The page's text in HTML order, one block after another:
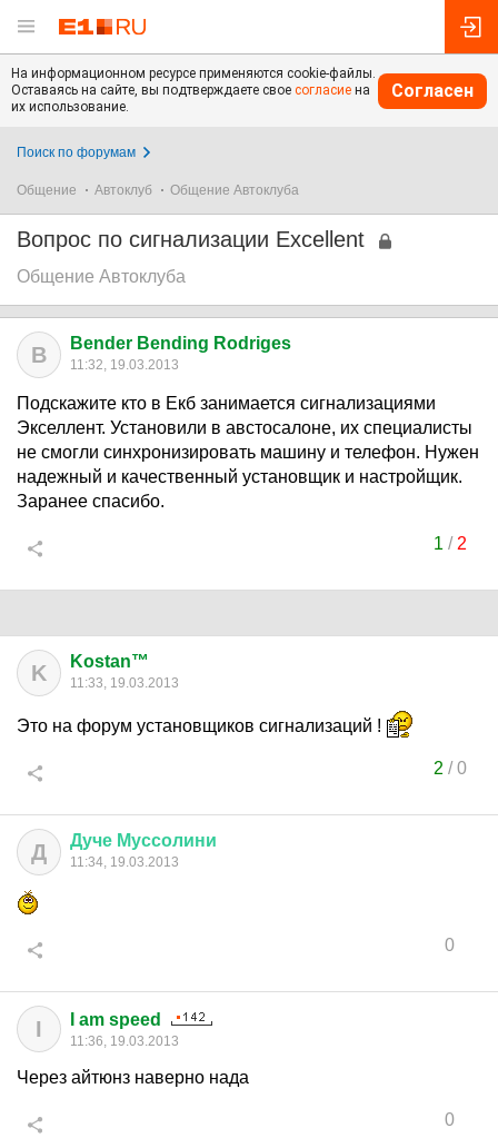
На информационном ресурсе применяются cookie-файлы.
Оставаясь на сайте, вы подтверждаете свое согласие на
их использование.
Согласен
Поиск по форумам
Общение Автоклуб Общение Автоклуба
Вопрос по сигнализации Excellent
Общение Автоклуба
B Bender Bending Rodriges
11:32, 19.03.2013
Подскажите кто в Екб занимается сигнализациями
Экселлент. Установили в австосалоне, их специалисты
не смогли синхронизировать машину и телефон. Нужен
надежный и качественный установщик и настройщик.
Заранее спасибо.
1 / 2
K Kostan™
11:33, 19.03.2013
Это на форум установщиков сигнализаций !
2 /0
Д Дуче Муссолини
11:34, 19.03.2013
0
I I am speed
11:36, 19.03.2013
Через айтюнз наверно нада
0